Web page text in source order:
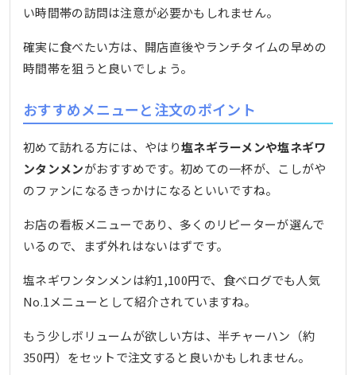
い時間帯の訪問は注意が必要かもしれません。
確実に食べたい方は、開店直後やランチタイムの早めの
時間帯を狙うと良いでしょう。
おすすめメニューと注文のポイント
初めて訪れる方には、やはり塩ネギラーメンや塩ネギワ
ンタンメンがおすすめです。初めての一杯が、こしがや
のファンになるきっかけになるといいですね。
お店の看板メニューであり、多くのリピーターが選んで
いるので、まず外れはないはずです。
塩ネギワンタンメンは約1,100円で、食べログでも人気
No.1メニューとして紹介されていますね。
もう少しボリュームが欲しい方は、半チャーハン（約
350円）をセットで注文すると良いかもしれません。